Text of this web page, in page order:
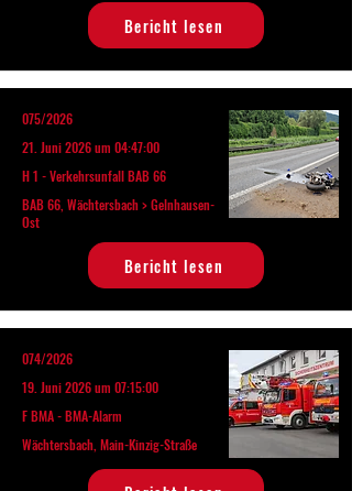
Bericht lesen
075/2026
21. Juni 2026 um 04:47:00
H 1 - Verkehrsunfall BAB 66
BAB 66, Wächtersbach > Gelnhausen-
Ost
Bericht lesen
074/2026
19. Juni 2026 um 07:15:00
F BMA - BMA-Alarm
Wächtersbach, Main-Kinzig-Straße